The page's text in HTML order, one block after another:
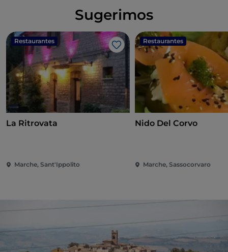
Sugerimos
Restaurantes
Me gusta
La Ritrovata
Marche, Sant'Ippolito
Restaurantes
Nido Del Corvo
Marche, Sassocorvaro